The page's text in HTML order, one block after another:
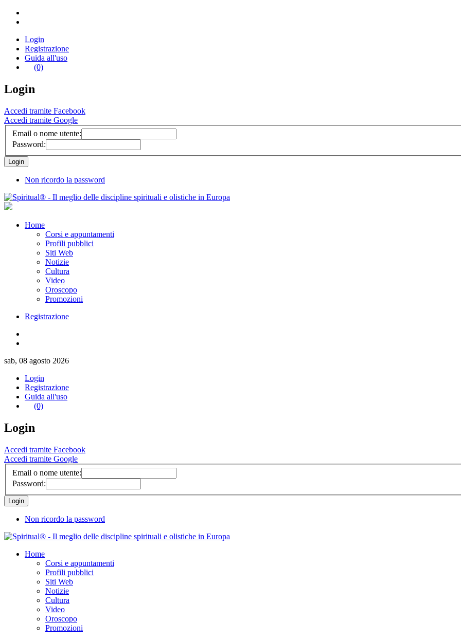
Login
Registrazione
Guida all'uso
(0)
Login
Accedi tramite Facebook
Accedi tramite Google
Email o nome utente:
Password:
Non ricordo la password
Home
Corsi e appuntamenti
Profili pubblici
Siti Web
Notizie
Cultura
Video
Oroscopo
Promozioni
Registrazione
sab, 08 agosto 2026
Login
Registrazione
Guida all'uso
(0)
Login
Accedi tramite Facebook
Accedi tramite Google
Email o nome utente:
Password:
Non ricordo la password
Home
Corsi e appuntamenti
Profili pubblici
Siti Web
Notizie
Cultura
Video
Oroscopo
Promozioni